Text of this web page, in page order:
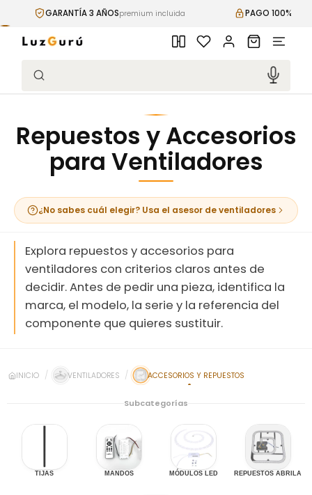
directamente
al contenido
3 AÑOSpremium incluida PAGO 100% SEGURO cifrado
Búsqueda
Iniciar
sesión
Carrito
Repuestos y Accesorios
para Ventiladores
¿No sabes cuál elegir? Usa el asesor de ventiladores
Explora repuestos y accesorios para
ventiladores con criterios claros antes de
decidir. Antes de pedir una pieza, identifica la
marca, el modelo, la serie y la referencia del
componente que quieres sustituir.
INICIO VENTILADORES ACCESORIOS Y REPUESTOS
Subcategorías
TIJAS MANDOS MÓDULOS LED REPUESTOS ABRILA